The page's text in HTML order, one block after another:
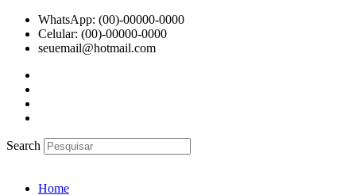
para
WhatsApp: (00)-00000-0000
Celular: (00)-00000-0000
seuemail@hotmail.com
Search
Home